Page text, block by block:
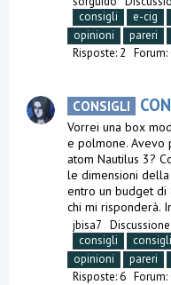
consigli
e-cig
opinioni
pareri
Risposte: 2 Forum:
CONSIGLI
Vorrei una box
e polmone. Avevo
atom Nautilus 3?
le dimensioni
entro un budget di
chi mi risponderà.
jbisa7 Discussione
consigli
opinioni
pareri
Risposte: 6 Forum: